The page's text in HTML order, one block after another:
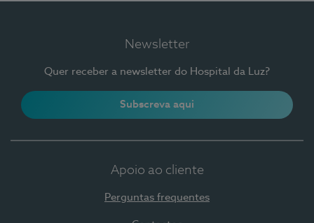
Newsletter
Quer receber a newsletter do Hospital da Luz?
Subscreva aqui
Apoio ao cliente
Perguntas frequentes